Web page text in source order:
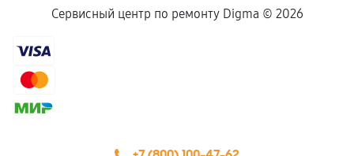
Сервисный центр по ремонту Digma © 2026